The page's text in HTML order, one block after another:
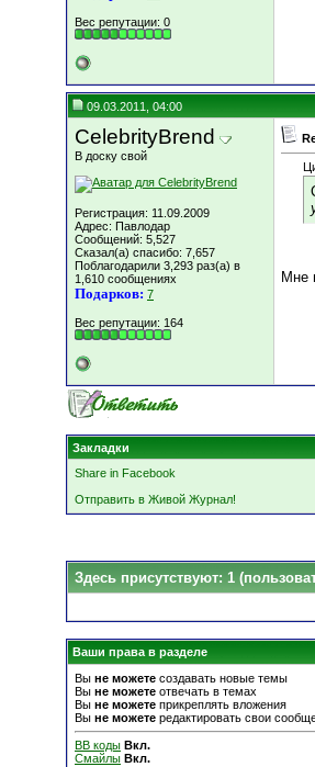
Вес репутации: 0
09.03.2011, 04:00
CelebrityBrend
В доску свой
Регистрация: 11.09.2009
Адрес: Павлодар
Сообщений: 5,527
Сказал(а) спасибо: 7,657
Поблагодарили 3,293 раз(а) в
1,610 сообщениях
Подарков: 7
Вес репутации: 164
Мне
Закладки
Share in Facebook
Отправить в Живой Журнал!
Здесь присутствуют: 1
Ваши права в разделе
Вы не можете создавать новые темы
Вы не можете отвечать в темах
Вы не можете прикреплять вложения
Вы не можете редактировать свои
BB коды Вкл.
Смайлы Вкл.